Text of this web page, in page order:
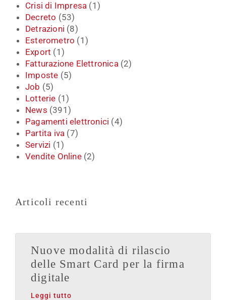
Crisi di Impresa (1)
Decreto (53)
Detrazioni (8)
Esterometro (1)
Export (1)
Fatturazione Elettronica(2)
Imposte (5)
Job (5)
Lotterie (1)
News (391)
Pagamenti elettronici (4)
Partita iva (7)
Servizi (1)
Vendite Online(2)
Articoli recenti
Nuove modalità di rilascio
delle Smart Card per la firma
digitale
Leggi tutto